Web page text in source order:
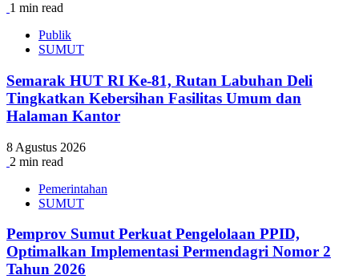
1 min read
Publik
SUMUT
Semarak HUT RI Ke-81, Rutan Labuhan Deli
Tingkatkan Kebersihan Fasilitas Umum dan
Halaman Kantor
8 Agustus 2026
2 min read
Pemerintahan
SUMUT
Pemprov Sumut Perkuat Pengelolaan PPID,
Optimalkan Implementasi Permendagri Nomor 2
Tahun 2026